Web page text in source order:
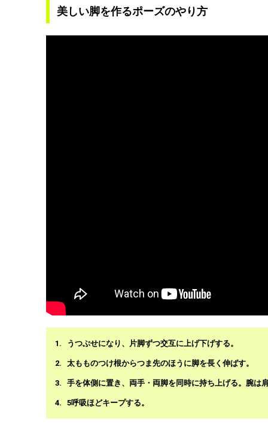
美しい脚を作るポーズのやり方
うつぶせになり、片脚ずつ交互に上げ下げする。
太もものつけ根からつま先のほうに脚を長く伸ばす。
手を体側に置き、両手・両脚を同時に持ち上げる。腕は
5呼吸ほどキープする。